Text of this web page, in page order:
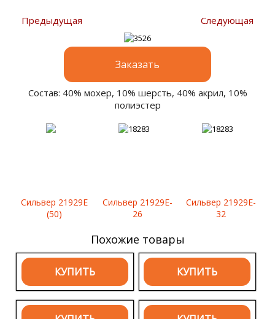
Предыдущая Следующая
Заказать
Состав: 40% мохер, 10% шерсть, 40% акрил, 10%
полиэстер
Сильвер 21929E
(50)
Сильвер 21929E-
26
Сильвер 21929E-
32
Похожие товары
КУПИТЬ КУПИТЬ